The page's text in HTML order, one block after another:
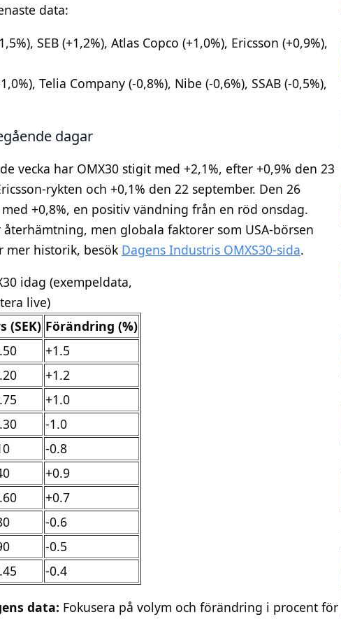
data:
SEB (+1,2%), Atlas Copco (+1,0%), Ericsson (+0,9%),
Telia Company (-0,8%), Nibe (-0,6%), SSAB (-0,5%),
dagar
vecka har OMX30 stigit med +2,1%, efter +0,9% den 23
rykten och +0,1% den 22 september. Den 26
+0,8%, en positiv vändning från en röd onsdag.
men globala faktorer som USA-börsen
mer historik, besök Dagens Industris OMXS30-sida.
idag (exempeldata,
live)
(SEK) Förändring (%)
+1.5
+1.2
+1.0
-1.0
-0.8
+0.9
+0.7
-0.6
-0.5
-0.4
data: Fokusera på volym och förändring i procent för